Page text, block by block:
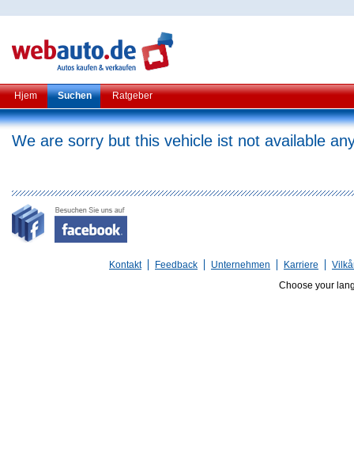
Hjem Suchen Ratgeber
We are sorry but this vehicle ist not available
Kontakt Feedback Unternehmen Karriere
Choose your